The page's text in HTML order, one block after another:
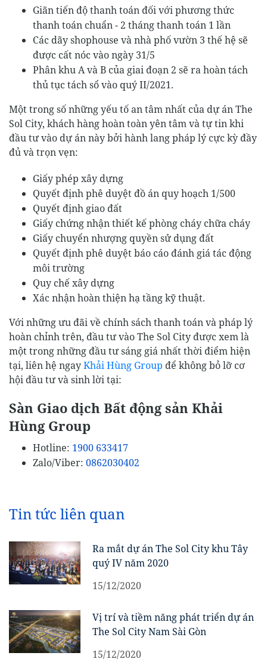
Giãn tiến độ thanh toán đối với phương thức
thanh toán chuẩn - 2 tháng thanh toán 1 lần
Các dãy shophouse và nhà phố vườn 3 thế hệ sẽ
được cất nóc vào ngày 31/5
Phân khu A và B của giai đoạn 2 sẽ ra hoàn tách
thủ tục tách sổ vào quý II/2021.
Một trong số những yếu tố an tâm nhất của dự án The
Sol City, khách hàng hoàn toàn yên tâm và tự tin khi
đầu tư vào dự án này bởi hành lang pháp lý cực kỳ đầy
đủ và trọn vẹn:
Giấy phép xây dựng
Quyết định phê duyệt đồ án quy hoạch 1/500
Quyết định giao đất
Giấy chứng nhận thiết kế phòng cháy chữa cháy
Giấy chuyển nhượng quyền sử dụng đất
Quyết định phê duyệt báo cáo đánh giá tác động
môi trường
Quy chế xây dựng
Xác nhận hoàn thiện hạ tầng kỹ thuật.
Với những ưu đãi về chính sách thanh toán và pháp lý
hoàn chỉnh trên, đầu tư vào The Sol City được xem là
một trong những đầu tư sáng giá nhất thời điểm hiện
tại, liên hệ ngayKhải Hùng Group để không bỏ lỡ cơ
hội đầu tư và sinh lời tại:
Sàn Giao dịch Bất động sản Khải
Hùng Group
Hotline: 1900 633417
Zalo/Viber: 0862030402
Tin tức liên quan
Ra mắt dự án The Sol City khu Tây
quý IV năm 2020
15/12/2020
Vị trí và tiềm năng phát triển dự án
The Sol City Nam Sài Gòn
15/12/2020